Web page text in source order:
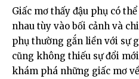
Giấc mơ thấy đậu phụ có
nhau tùy vào bối cảnh và
phụ thường gắn liền với sự
cũng không thiếu sự đổi
khám phá những giấc mơ